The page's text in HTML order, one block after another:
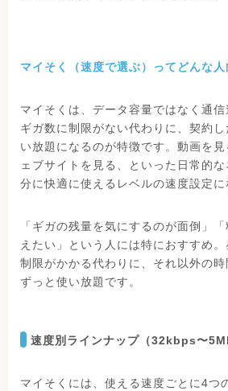
マイそく（速度で選ぶ）ってどんな人
マイそくは、データ容量ではなく通信
ギガ数に制限がない代わりに、契約
い放題になるのが特徴です。動画を
ェブサイトを見る、といった日常的
分に快適に使えるレベルの速度設定に
「ギガの残量を気にするのが面倒」
えたい」という人には特におすすめ
制限がかかる代わりに、それ以外の
ずっと使い放題です。
速度別ラインナップ（32kbps〜
マイそくには、使える速度ごとに4つ